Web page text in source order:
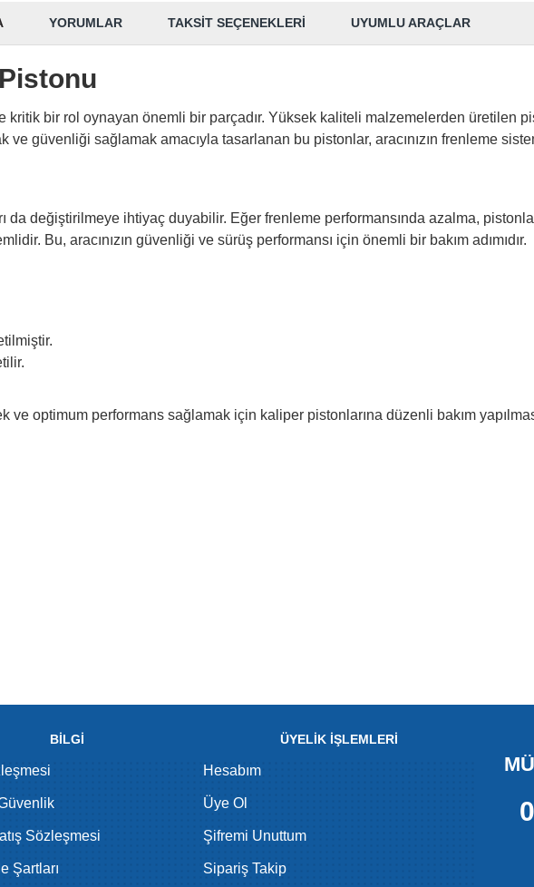
YORUMLAR TAKSIT SEÇENEKLERI UYUMLU ARAÇLAR
bir rol oynayan önemli bir parçadır. Yüksek kaliteli malzemelerden üretilen
ve güvenliği sağlamak amacıyla tasarlanan bu pistonlar, aracınızın frenleme
değiştirilmeye ihtiyaç duyabilir. Eğer frenleme performansında azalma,
Bu, aracınızın güvenliği ve sürüş performansı için önemli bir bakım adımıdır.
optimum performans sağlamak için kaliper pistonlarına düzenli bakım
BİLGİ
Sözleşmesi
Şartları
ÜYELİK İŞLEMLERİ
Hesabım
Üye Ol
Şifremi Unuttum
Sipariş Takip